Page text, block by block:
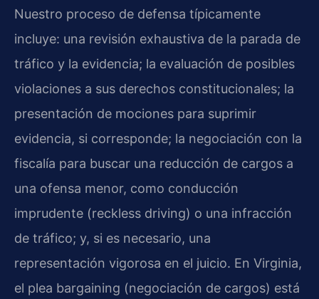
Nuestro proceso de defensa típicamente
incluye: una revisión exhaustiva de la parada de
tráfico y la evidencia; la evaluación de posibles
violaciones a sus derechos constitucionales; la
presentación de mociones para suprimir
evidencia, si corresponde; la negociación con la
fiscalía para buscar una reducción de cargos a
una ofensa menor, como conducción
imprudente (reckless driving) o una infracción
de tráfico; y, si es necesario, una
representación vigorosa en el juicio. En Virginia,
el plea bargaining (negociación de cargos) está